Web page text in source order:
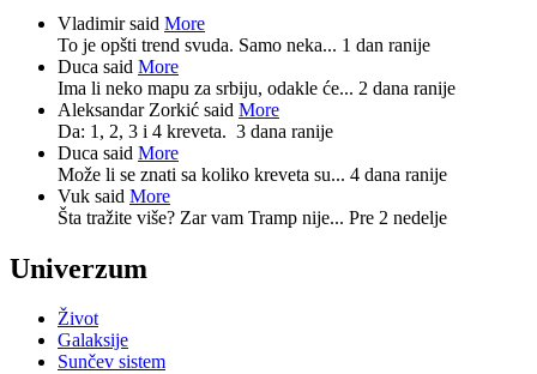
Vladimir said More
To je opšti trend svuda. Samo neka... 1 dan ranije
Duca said More
Ima li neko mapu za srbiju, odakle će... 2 dana ranije
Aleksandar Zorkić said More
Da: 1, 2, 3 i 4 kreveta. 3 dana ranije
Duca said More
Može li se znati sa koliko kreveta su... 4 dana ranije
Vuk said More
Šta tražite više? Zar vam Tramp nije... Pre 2 nedelje
Univerzum
Život
Galaksije
Sunčev sistem